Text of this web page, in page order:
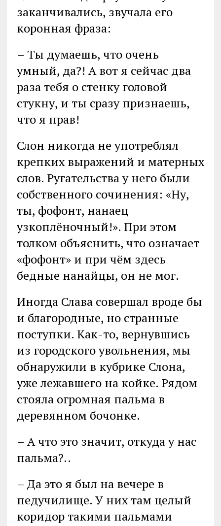
заканчивались, звучала его
коронная фраза:
– Ты думаешь, что очень
умный, да?! А вот я сейчас два
раза тебя о стенку головой
стукну, и ты сразу признаешь,
что я прав!
Слон никогда не употреблял
крепких выражений и матерных
слов. Ругательства у него были
собственного сочинения: «Ну,
ты, фофонт, нанаец
узкоплёночный!». При этом
толком объяснить, что означает
«фофонт» и при чём здесь
бедные нанайцы, он не мог.
Иногда Слава совершал вроде бы
и благородные, но странные
поступки. Как-то, вернувшись
из городского увольнения, мы
обнаружили в кубрике Слона,
уже лежавшего на койке. Рядом
стояла огромная пальма в
деревянном бочонке.
– А что это значит, откуда у нас
пальма?..
– Да это я был на вечере в
педучилище. У них там целый
коридор такими пальмами